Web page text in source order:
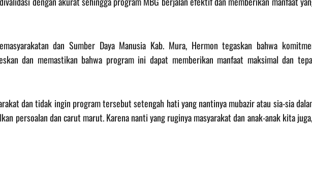
dan Sumber Daya Manusia Kab. Mura, Hermon tegaskan bahwa
dan memastikan bahwa program ini dapat memberikan manfaat maksimal dan
dan tidak ingin program tersebut setengah hati yang nantinya mubazir atau sia-sia
persoalan dan carut marut. Karena nanti yang ruginya masyarakat dan anak-anak kita